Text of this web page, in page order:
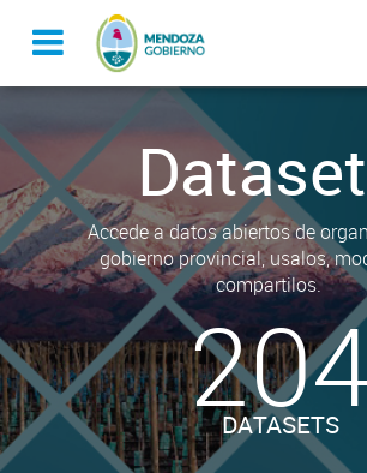
Accede a datos abiertos de
gobierno provincial, usalos,
compartilos.
DATASETS